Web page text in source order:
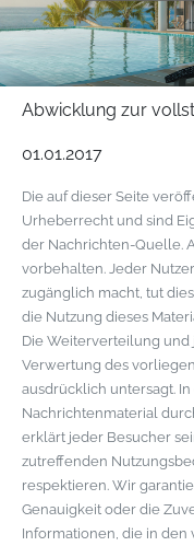
Abwicklung zur
01.01.2017
Die auf dieser Seite
Urheberrecht und sind
der Nachrichten-Quelle.
vorbehalten. Jeder
zugänglich macht, tut
die Nutzung dieses
Die Weiterverteilung
Verwertung des
ausdrücklich untersagt.
Nachrichtenmaterial
erklärt jeder Besucher
zutreffenden
respektieren. Wir
Genauigkeit oder die
Informationen, die in